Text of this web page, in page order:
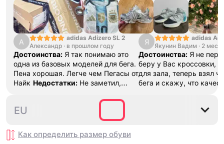
А
adidas Adizero SL 2
Александр · в прошлом году
Достоинства: Я так понимаю это
одна из базовых моделей для бега.
Пена хорошая. Легче чем Пегасы от
Найк Недостатки: Не заметил,
Тренируюсь две недели, ничего не
натерло
Я
adidas
13
Якунин Вадим · 2
Достоинства: Я не
беру у Вас кроссовки,
для зала, теперь взял
бега и скажу, что
Комментарий:38
EU
Как определить размер обуви